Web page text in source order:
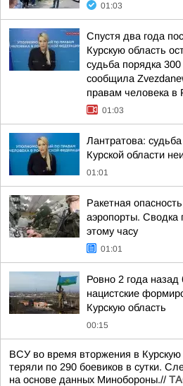
01:03
Спустя два года
Курскую область
судьба порядка
сообщила
правам человека
01:03
Лантратова:
Курской области
01:01
Ракетная
аэропорты. Сводка
этому часу
01:01
Ровно 2 года назад
нацистские
Курскую область
00:15
ВСУ во время вторжения в Курскую
теряли по 290 боевиков в сутки.
на основе данных Минобороны.//